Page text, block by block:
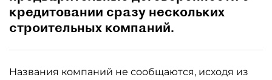
кредитовании сразу нескольких
строительных компаний.
Названия компаний не сообщаются, исходя из